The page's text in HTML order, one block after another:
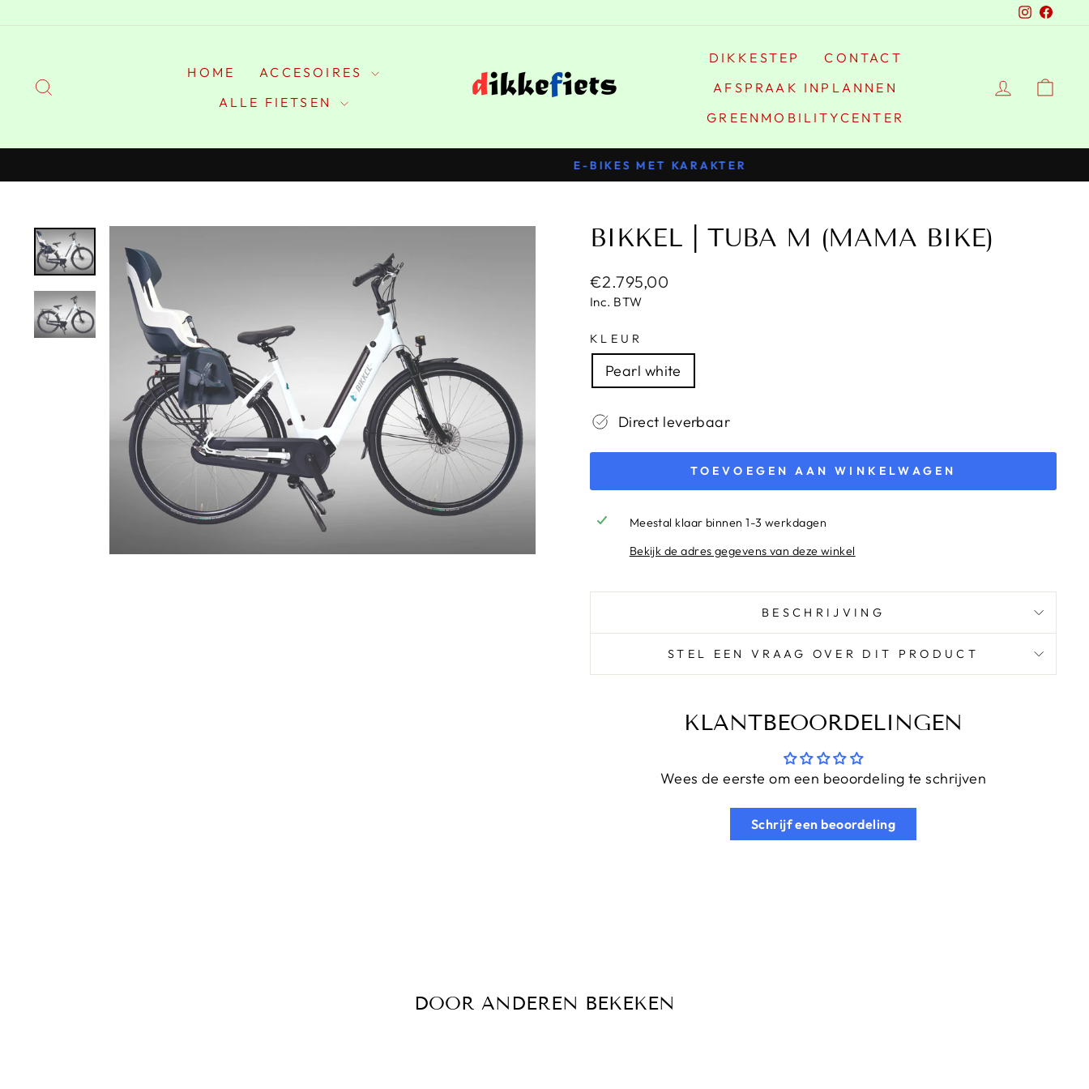
Instagram
HOME
ACCESOIRES
ALLE FIETSEN
DIKKESTEP
CONTACT
AFSPRAAK INPLANNEN
GREENMOBILITYCENTER
Pauzeer
E-BIKES MET KARAKTER
BIKKEL | TUBA M (MAMA BIKE)
Normale
prijs
€2.795,00
Inc. BTW
KLEUR
Pearl white
Direct leverbaar
TOEVOEGEN AAN WINKELWAGEN
Meestal klaar binnen 1-3 werkdagen
Bekijk de adres gegevens van deze winkel
BESCHRIJVING
STEL EEN VRAAG OVER DIT PRODUCT
KLANTBEOORDELINGEN
Wees de eerste om een beoordeling te schrijven
Schrijf een beoordeling
DOOR ANDEREN BEKEKEN